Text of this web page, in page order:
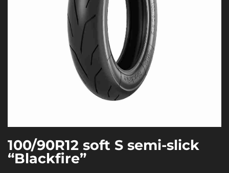
100/90R12 soft S semi-slick
“Blackfire”